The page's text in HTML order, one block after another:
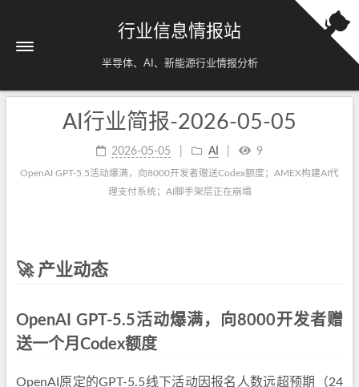
行业信息情报站
半导体、AI、新能源行业情报分析
AI行业简报-2026-05-05
2026-05-05 AI 9
OpenAI GPT-5.5活动爆满，向8000开发者赠送Codex额度；AMEX构建AI代
理支付系统；AI脚手架层正在崩塌
🚀 产业动态
OpenAI GPT-5.5活动爆满，向8000开发者赠
送一个月Codex额度
OpenAI原定的GPT-5.5线下活动因报名人数远超预期（24